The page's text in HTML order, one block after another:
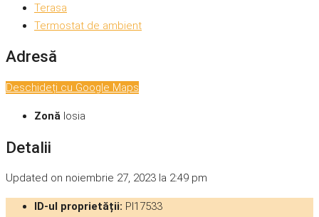
Terasa
Termostat de ambient
Adresă
Deschideți cu Google Maps
Zonă Iosia
Detalii
Updated on noiembrie 27, 2023 la 2:49 pm
ID-ul proprietății: PI17533